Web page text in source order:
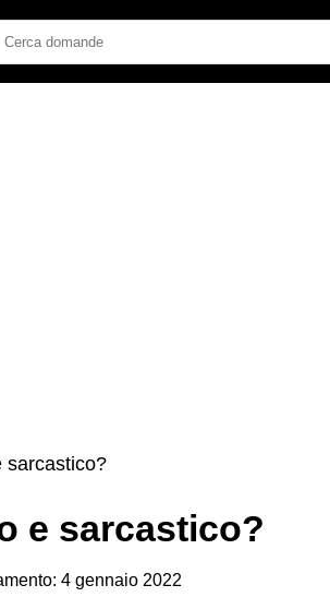
sarcastico?
e sarcastico?
4 gennaio 2022